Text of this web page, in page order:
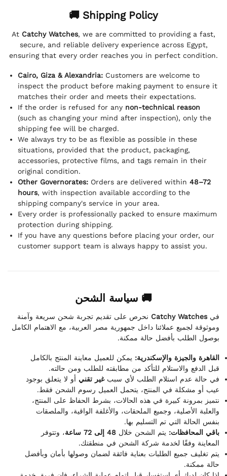
🚚 Shipping Policy
At Catchy Watches, we are committed to providing a fast,
secure, and reliable delivery experience across Egypt,
ensuring that every order reaches you in perfect condition.
Cairo, Giza & Alexandria: Customers are welcome to
inspect the product before making payment to ensure it
matches their order and meets their expectations.
If the order is refused for any non-technical reason
(such as changing your mind after inspection), only the
shipping fee will be charged.
We always try to be as flexible as possible in these
situations, provided that the product, packaging,
accessories, protective films, and tags remain in their
original condition.
Other Governorates: Orders are delivered within 48–72
hours, with inspection available according to the
shipping company's service in your area.
Every order is professionally packed to ensure maximum
protection during shipping.
If you have any questions before placing your order, our
customer support team is always happy to assist you.
🚚 سياسة الشحن
فيCatchy Watches نحرص على تقديم تجربة شحن سريعة وآمنة
وموثوقة لجميع عملائنا داخل جمهورية مصر العربية، مع الاهتمام الكامل
بوصول الطلب بأفضل حالة ممكنة.
القاهرة والجيزة والإسكندرية: يمكن للعميل معاينة المنتج بالكامل
قبل الدفع والاستلام للتأكد من مطابقته للطلب ومن حالته.
في حالة عدم استلام الطلب لأي سببغير تقني أو لا يتعلق بوجود
عيب أو مشكلة في المنتج، يتحمل العميل رسوم الشحن فقط.
نتميز بمرونة كبيرة في هذه الحالات، بشرط الحفاظ على المنتج،
والعلبة الأصلية، وجميع الملحقات، والأغلفة الواقية، والملصقات
بنفس الحالة التي تم التسليم بها.
باقي المحافظات: يتم الشحن خلال 48 إلى 72 ساعة
، وتتوفر
المعاينة وفقًا لخدمة شركة الشحن في منطقتك.
يتم تغليف جميع الطلبات بعناية فائقة لضمان وصولها بأمان وبأفضل
حالة ممكنة.